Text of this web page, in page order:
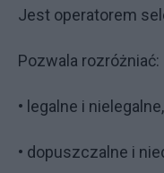
Jest operatorem
Pozwala rozróżniać:
• legalne i nielegalne,
• dopuszczalne i